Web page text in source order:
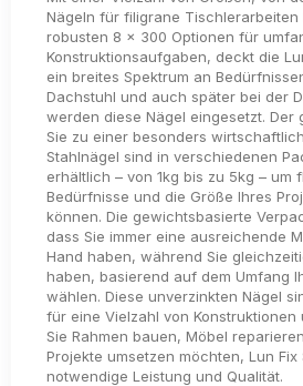
Nägeln für filigrane Tischlerarbeiten
robusten 8 x 300 Optionen für
Konstruktionsaufgaben, deckt die
ein breites Spektrum an
Dachstuhl und auch später bei der
werden diese Nägel eingesetzt. Der
Sie zu einer besonders
Stahlnägel sind in verschiedenen
erhältlich – von 1kg bis zu 5kg – um
Bedürfnisse und die Größe Ihres
können. Die gewichtsbasierte
dass Sie immer eine ausreichende
Hand haben, während Sie
haben, basierend auf dem Umfang
wählen. Diese unverzinkten Nägel
für eine Vielzahl von Konstruktionen
Sie Rahmen bauen, Möbel
Projekte umsetzen möchten, Lun
notwendige Leistung und Qualität.